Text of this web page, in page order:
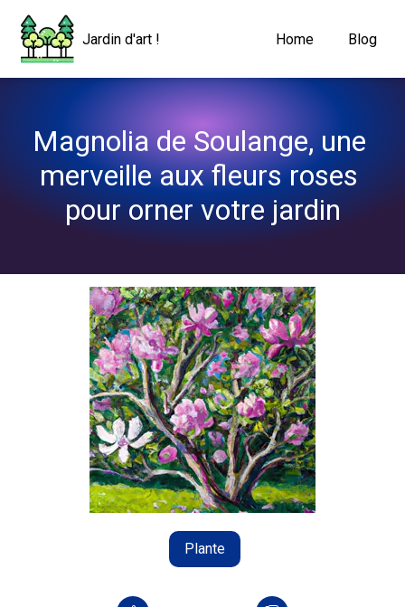
Jardin d'art ! Home Blog
Magnolia de Soulange, une
merveille aux fleurs roses
pour orner votre jardin
Plante